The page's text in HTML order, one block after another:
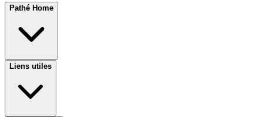
Pathé Home
Liens utiles